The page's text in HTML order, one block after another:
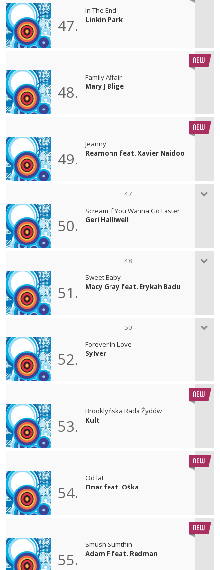
47.
In The End
Linkin Park
48.
Family Affair
Mary J Blige
49.
Jeanny
Reamonn feat. Xavier Naidoo
47
50.
Scream If You Wanna Go Faster
Geri Halliwell
48
51.
Sweet Baby
Macy Gray feat. Erykah Badu
50
52.
Forever In Love
Sylver
53.
Brooklyńska Rada Żydów
Kult
54.
Od lat
Onar feat. Ośka
55.
Smush Sumthin'
Adam F feat. Redman